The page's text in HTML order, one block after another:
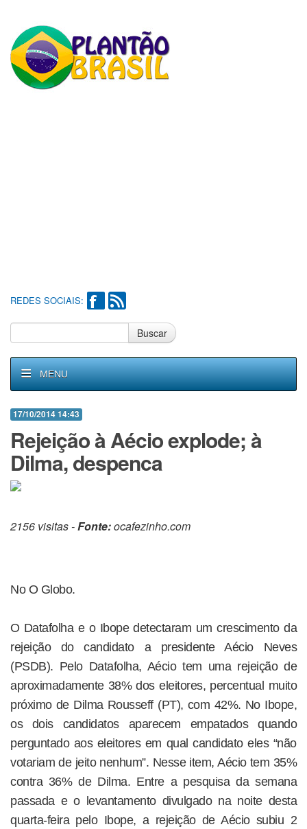
REDES SOCIAIS:
Buscar
MENU
17/10/2014 14:43
Rejeição à Aécio explode; à
Dilma, despenca
2156 visitas -Fonte:ocafezinho.com
No O Globo.
O Datafolha e o Ibope detectaram um crescimento da
rejeição do candidato a presidente Aécio Neves
(PSDB). Pelo Datafolha, Aécio tem uma rejeição de
aproximadamente 38% dos eleitores, percentual muito
próximo de Dilma Rousseff (PT), com 42%. No Ibope,
os dois candidatos aparecem empatados quando
perguntado aos eleitores em qual candidato eles “não
votariam de jeito nenhum”. Nesse item, Aécio tem 35%
contra 36% de Dilma. Entre a pesquisa da semana
passada e o levantamento divulgado na noite desta
quarta-feira pelo Ibope, a rejeição de Aécio subiu 2